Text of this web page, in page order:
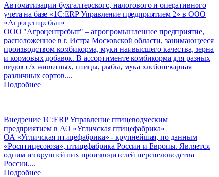
Автоматизации бухгалтерского, налогового и оперативного
учета на базе «1С:ERP Управление предприятием 2» в ООО
«Агроцентрсбыт»
ООО "Агроцентрсбыт" – агропромышленное предприятие,
расположенное в г. Истра Московской области, занимающееся
производством комбикорма, муки наивысшего качества, зерна
и кормовых добавок. В ассортименте комбикорма для разных
видов с/х животных, птицы, рыбы; мука хлебопекарная
различных сортов....
Подробнее
Внедрение 1С:ERP Управление птицеводческим
предприятием в АО «Угличская птицефабрика»
ОА «Угличская птицефабрика» - крупнейшая, по данным
«Росптицесоюза», птицефабрика России и Европы. Является
одним из крупнейших производителей перепеловодства
России....
Подробнее